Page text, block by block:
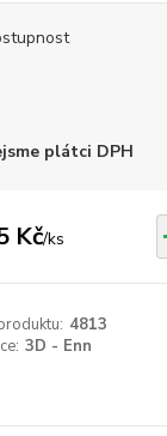
plátci DPH
Kč/ks
4813
3D - Enn